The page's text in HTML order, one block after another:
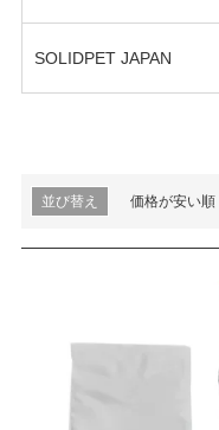
SOLIDPET JAPAN
並び替え 価格が安い順